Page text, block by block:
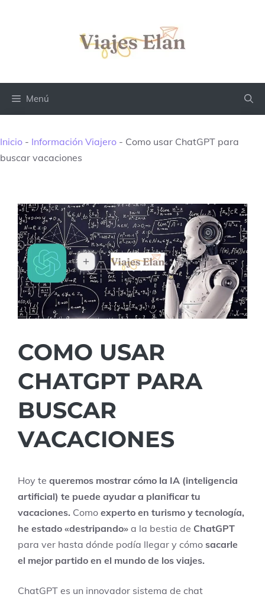
Menú
Inicio - Información Viajero - Como usar ChatGPT para
buscar vacaciones
COMO USAR
CHATGPT PARA
BUSCAR
VACACIONES
Hoy te queremos mostrar cómo la IA (inteligencia
artificial) te puede ayudar a planificar tu
vacaciones. Como experto en turismo y tecnología,
he estado «destripando» a la bestia de ChatGPT
para ver hasta dónde podía llegar y cómo sacarle
el mejor partido en el mundo de los viajes.
ChatGPT es un innovador sistema de chat